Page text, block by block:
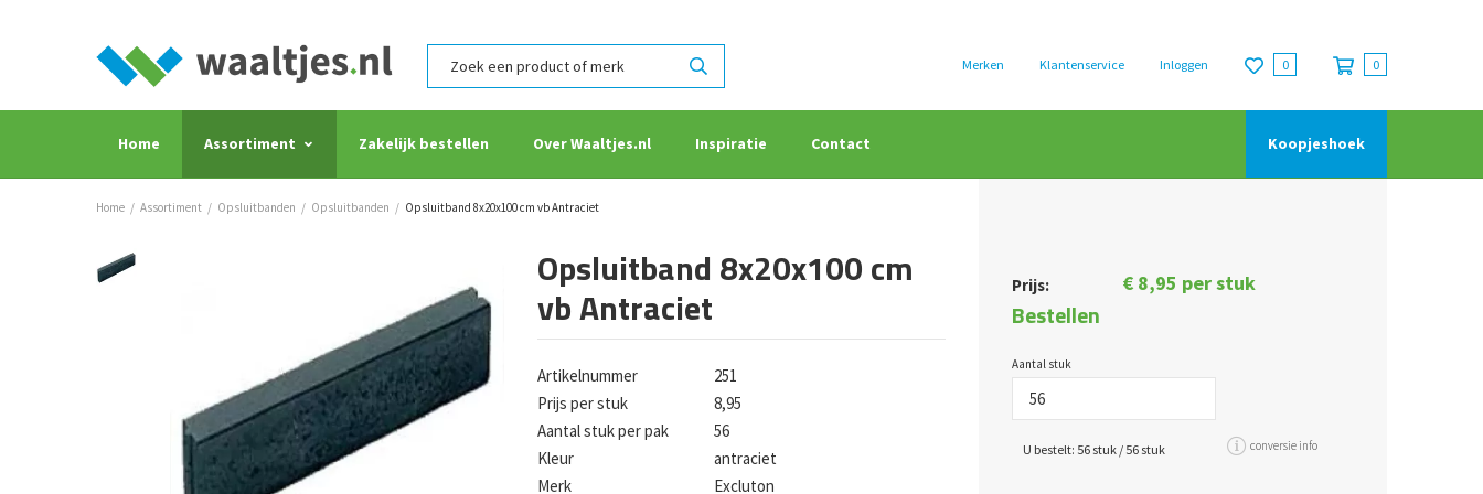
Merken Klantenservice Inloggen 0 0
Home Assortiment Zakelijk bestellen Over Waaltjes.nl Inspiratie Contact Koopjeshoek
Home / Assortiment / Opsluitbanden / Opsluitbanden / Opsluitband 8x20x100 cm vb Antraciet
Opsluitband 8x20x100 cm
vb Antraciet
Artikelnummer
251
Prijs per stuk
8,95
Aantal stuk per pak
56
Kleur
antraciet
Merk
Excluton
Prijs: € 8,95 per stuk
Bestellen
Aantal stuk
U bestelt: 56 stuk / 56 stuk conversie info